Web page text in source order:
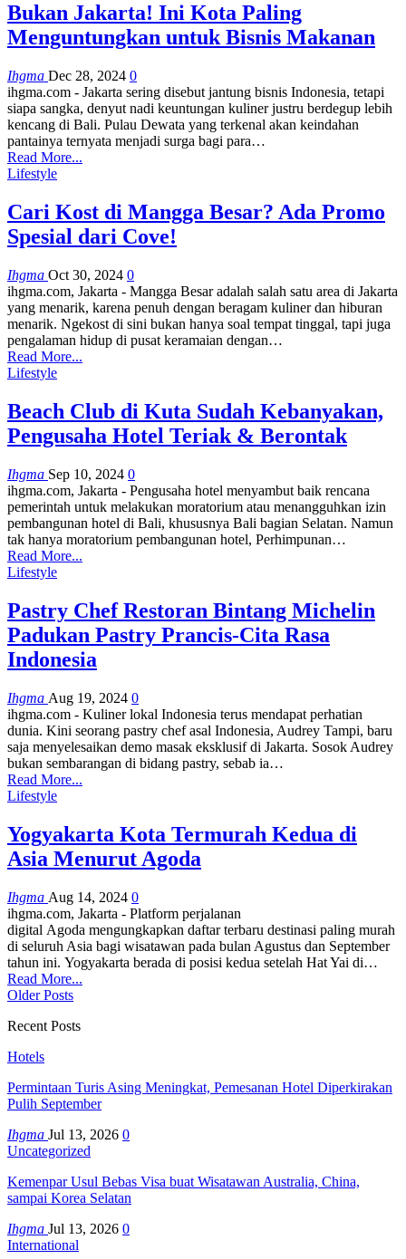
Bukan Jakarta! Ini Kota Paling
Menguntungkan untuk Bisnis Makanan
Ihgma Dec 28, 2024 0
ihgma.com - Jakarta sering disebut jantung bisnis Indonesia, tetapi
siapa sangka, denyut nadi keuntungan kuliner justru berdegup lebih
kencang di Bali. Pulau Dewata yang terkenal akan keindahan
pantainya ternyata menjadi surga bagi para…
Read More...
Lifestyle
Cari Kost di Mangga Besar? Ada Promo
Spesial dari Cove!
Ihgma Oct 30, 2024 0
ihgma.com, Jakarta - Mangga Besar adalah salah satu area di Jakarta
yang menarik, karena penuh dengan beragam kuliner dan hiburan
menarik. Ngekost di sini bukan hanya soal tempat tinggal, tapi juga
pengalaman hidup di pusat keramaian dengan…
Read More...
Lifestyle
Beach Club di Kuta Sudah Kebanyakan,
Pengusaha Hotel Teriak & Berontak
Ihgma Sep 10, 2024 0
ihgma.com, Jakarta - Pengusaha hotel menyambut baik rencana
pemerintah untuk melakukan moratorium atau menangguhkan izin
pembangunan hotel di Bali, khususnya Bali bagian Selatan. Namun
tak hanya moratorium pembangunan hotel, Perhimpunan…
Read More...
Lifestyle
Pastry Chef Restoran Bintang Michelin
Padukan Pastry Prancis-Cita Rasa
Indonesia
Ihgma Aug 19, 2024 0
ihgma.com - Kuliner lokal Indonesia terus mendapat perhatian
dunia. Kini seorang pastry chef asal Indonesia, Audrey Tampi, baru
saja menyelesaikan demo masak eksklusif di Jakarta. Sosok Audrey
bukan sembarangan di bidang pastry, sebab ia…
Read More...
Lifestyle
Yogyakarta Kota Termurah Kedua di
Asia Menurut Agoda
Ihgma Aug 14, 2024 0
ihgma.com, Jakarta - Platform perjalanan
digital Agoda mengungkapkan daftar terbaru destinasi paling murah
di seluruh Asia bagi wisatawan pada bulan Agustus dan September
tahun ini. Yogyakarta berada di posisi kedua setelah Hat Yai di…
Read More...
Older Posts
Recent Posts
Hotels
Permintaan Turis Asing Meningkat, Pemesanan Hotel Diperkirakan
Pulih September
Ihgma Jul 13, 2026 0
Uncategorized
Kemenpar Usul Bebas Visa buat Wisatawan Australia, China,
sampai Korea Selatan
Ihgma Jul 13, 2026 0
International